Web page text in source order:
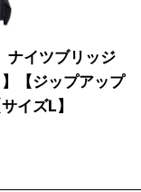
ナイツブリッジ
【ジップアップ
イズL】